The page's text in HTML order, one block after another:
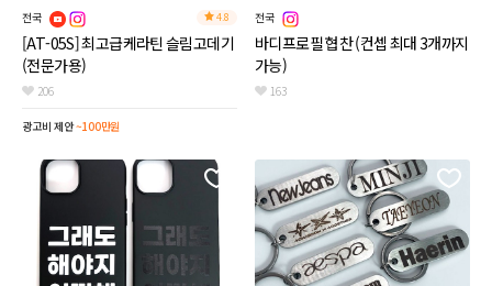
전국 4.8
[AT-05S] 최고급케라틴 슬림고데기
(전문가용)
206
광고비 제안~100만원
전국
바디프로필 협찬 (컨셉 최대 3개까지
가능)
163